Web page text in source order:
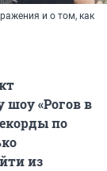
и о том, как
шоу «Рогов в
по
из